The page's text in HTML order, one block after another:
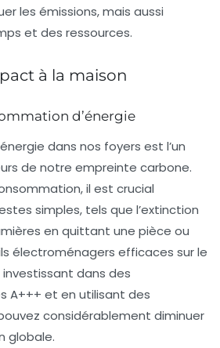
les émissions, mais aussi
et des ressources.
à la maison
d’énergie
énergie dans nos foyers est l’un
de notre empreinte carbone.
il est crucial
simples, tels que l’extinction
en quittant une pièce ou
électroménagers efficaces sur le
dans des
A+++ et en utilisant des
considérablement diminuer
globale.